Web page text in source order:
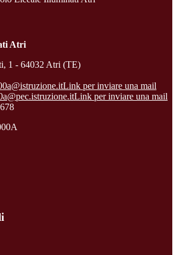
Atri
1 - 64032 Atri (TE)
Link per inviare una mail
Link per inviare una mail